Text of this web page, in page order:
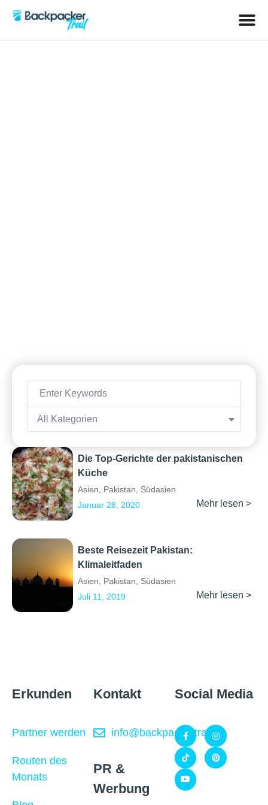
All Kategorien
Die Top-Gerichte der pakistanischen
Küche
Asien, Pakistan, Südasien
Januar 28, 2020
Mehr lesen >
Beste Reisezeit Pakistan:
Klimaleitfaden
Asien, Pakistan, Südasien
Juli 11, 2019
Mehr lesen >
Erkunden
Partner werden
Routen des
Monats
Kontakt
info@backpackertrail.de
PR &
Werbung
Social Media